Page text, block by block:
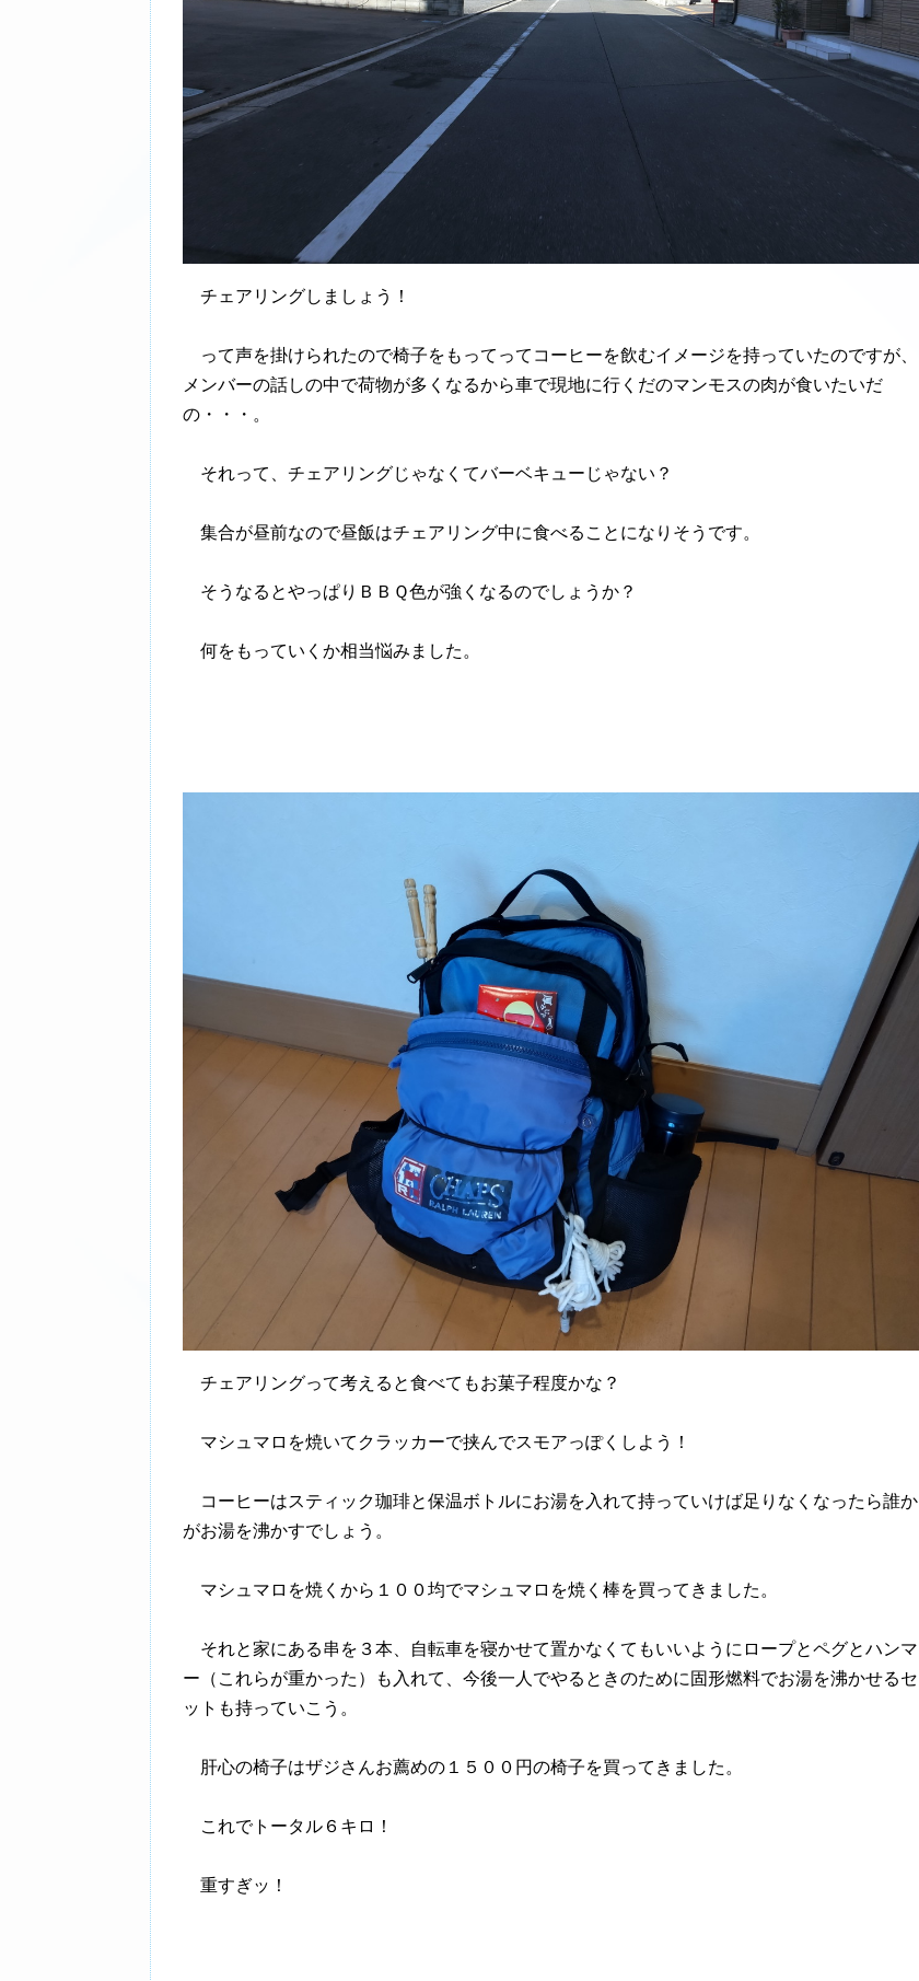
チェアリングしましょう！
って声を掛けられたので椅子をもってってコーヒーを飲むイメージを持っていたのですが、
メンバーの話しの中で荷物が多くなるから車で現地に行くだのマンモスの肉が食いたいだ
の・・・。
それって、チェアリングじゃなくてバーベキューじゃない？
集合が昼前なので昼飯はチェアリング中に食べることになりそうです。
そうなるとやっぱりＢＢＱ色が強くなるのでしょうか？
何をもっていくか相当悩みました。
チェアリングって考えると食べてもお菓子程度かな？
マシュマロを焼いてクラッカーで挟んでスモアっぽくしよう！
コーヒーはスティック珈琲と保温ボトルにお湯を入れて持っていけば足りなくなったら誰か
がお湯を沸かすでしょう。
マシュマロを焼くから１００均でマシュマロを焼く棒を買ってきました。
それと家にある串を３本、自転車を寝かせて置かなくてもいいようにロープとペグとハンマ
ー（これらが重かった）も入れて、今後一人でやるときのために固形燃料でお湯を沸かせるセ
ットも持っていこう。
肝心の椅子はザジさんお薦めの１５００円の椅子を買ってきました。
これでトータル６キロ！
重すぎッ！